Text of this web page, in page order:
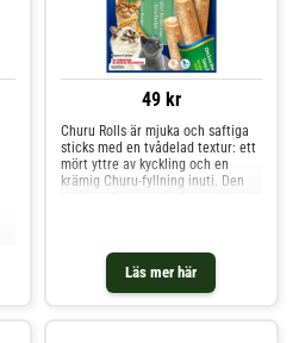
49 kr
Läs mer här
Churu Rolls är mjuka och saftiga
sticks med en tvådelad textur: ett
mört yttre av kyckling och en
krämig Churu-fyllning inuti. Den
servering. Dessa spannmålsfria
snacks är fria från artificiella färg-
och smakämnen, vilket gör dem